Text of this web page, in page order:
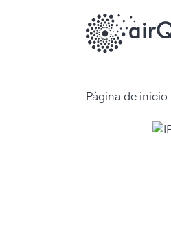
Página de inicio